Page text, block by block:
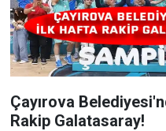
Çayırova Belediyesi'nde İlk
Rakip Galatasaray!